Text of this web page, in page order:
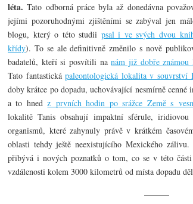
léta.Tato odborná práce byla až donedávna
jejími pozoruhodnými zjištěními se zabýval jen
blogu, který o této studii psal i ve svých dvou
křídy). To se ale definitivně změnilo s nově
badatelů, kteří si posvítili nanám již dobře
Tato fantastickápaleontologická lokalita v souvrství
doby krátce po dopadu, uchovávající nesmírně cenné
a to hnedz prvních hodin po srážce Země s
lokalitě Tanis obsahují impaktní sférule,
organismů, které zahynuly právě v krátkém
oblasti tehdy ještě neexistujícího Mexického zálivu.
přibývá i nových poznatků o tom, co se v této části
vzdálenosti kolem 3000 kilometrů od místa dopadu
———